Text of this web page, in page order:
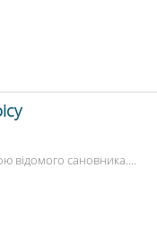
відомого сановника....